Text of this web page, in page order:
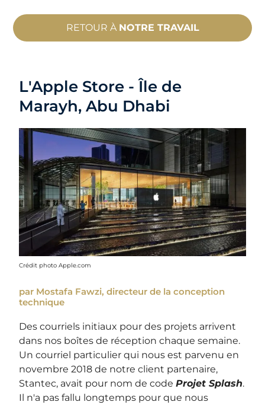
RETOUR À NOTRE TRAVAIL
L'Apple Store - Île de
Marayh, Abu Dhabi
Crédit photo Apple.com
par Mostafa Fawzi, directeur de la conception
technique
Des courriels initiaux pour des projets arrivent
dans nos boîtes de réception chaque semaine.
Un courriel particulier qui nous est parvenu en
novembre 2018 de notre client partenaire,
Stantec, avait pour nom de codeProjet Splash.
Il n'a pas fallu longtemps pour que nous